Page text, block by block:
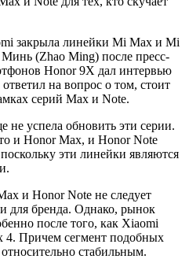
закрыла линейки Mi Max и Mi
(Zhao Ming) после пресс-
Honor 9X дал интервью
на вопрос о том, стоит
серий Max и Note.
успела обновить эти серии.
и Honor Max, и Honor Note
эти линейки являются
и Honor Note не следует
для бренда. Однако, рынок
после того, как Xiaomi
4. Причем сегмент подобных
стабильным.